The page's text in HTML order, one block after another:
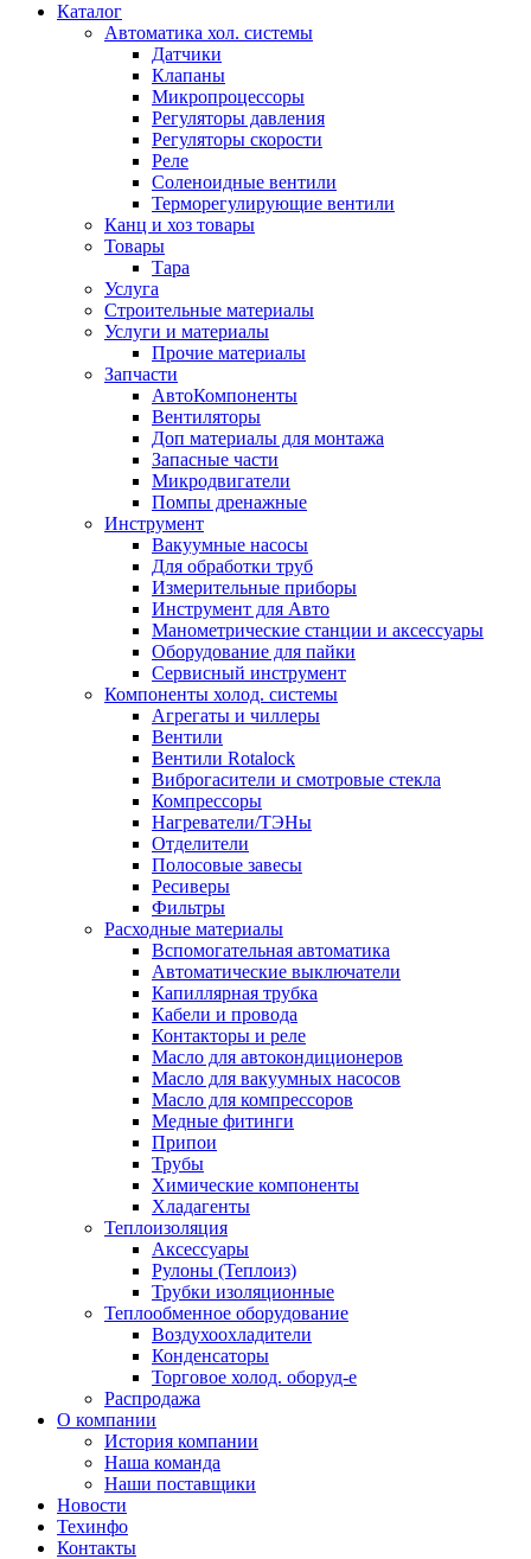
Каталог
Автоматика хол. системы
Датчики
Клапаны
Микропроцессоры
Регуляторы давления
Регуляторы скорости
Реле
Соленоидные вентили
Терморегулирующие вентили
Канц и хоз товары
Товары
Тара
Услуга
Строительные материалы
Услуги и материалы
Прочие материалы
Запчасти
АвтоКомпоненты
Вентиляторы
Доп материалы для монтажа
Запасные части
Микродвигатели
Помпы дренажные
Инструмент
Вакуумные насосы
Для обработки труб
Измерительные приборы
Инструмент для Авто
Манометрические станции и аксессуары
Оборудование для пайки
Сервисный инструмент
Компоненты холод. системы
Агрегаты и чиллеры
Вентили
Вентили Rotalock
Виброгасители и смотровые стекла
Компрессоры
Нагреватели/ТЭНы
Отделители
Полосовые завесы
Ресиверы
Фильтры
Расходные материалы
Вспомогательная автоматика
Автоматические выключатели
Капиллярная трубка
Кабели и провода
Контакторы и реле
Масло для автокондиционеров
Масло для вакуумных насосов
Масло для компрессоров
Медные фитинги
Припои
Трубы
Химические компоненты
Хладагенты
Теплоизоляция
Аксессуары
Рулоны (Теплоиз)
Трубки изоляционные
Теплообменное оборудование
Воздухоохладители
Конденсаторы
Торговое холод. оборуд-е
Распродажа
О компании
История компании
Наша команда
Наши поставщики
Новости
Техинфо
Контакты